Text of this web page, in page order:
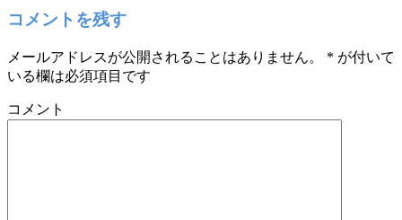
コメントを残す
メールアドレスが公開されることはありません。 * が付いて
いる欄は必須項目です
コメント